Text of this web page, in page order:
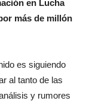
en Lucha
más de millón
es siguiendo
al tanto de las
y rumores